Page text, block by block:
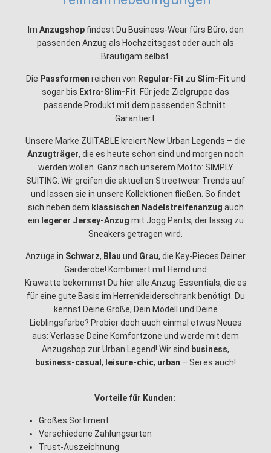
Im Anzugshopfindest Du Business-Wear fürs Büro, den
passenden Anzug als Hochzeitsgast oder auch als
Bräutigam selbst.
Die Passformen reichen von Regular-Fit zu Slim-Fit und
sogar bis Extra-Slim-Fit . Für jede Zielgruppe das
passende Produkt mit dem passenden Schnitt.
Garantiert.
Unsere Marke ZUITABLE kreiert New Urban Legends – die
Anzugträger, die es heute schon sind und morgen noch
werden wollen. Ganz nach unserem Motto: SIMPLY
SUITING. Wir greifen die aktuellen Streetwear Trends auf
und lassen sie in unsere Kollektionen fließen. So findet
sich neben dem klassischen Nadelstreifenanzug auch
ein legerer Jersey-Anzug mit Jogg Pants, der lässig zu
Sneakers getragen wird.
Anzüge in Schwarz, Blau und Grau, die Key-Pieces Deiner
Garderobe! Kombiniert mit Hemd und
Krawatte bekommst Du hier alle Anzug-Essentials, die es
für eine gute Basis im Herrenkleiderschrank benötigt. Du
kennst Deine Größe, Dein Modell und Deine
Lieblingsfarbe? Probier doch auch einmal etwas Neues
aus: Verlasse Deine Komfortzone und werde mit dem
Anzugshop zur Urban Legend! Wir sind business,
business-casual , leisure-chic, urban – Sei es auch!
Vorteile für Kunden:
Großes Sortiment
Verschiedene Zahlungsarten
Trust-Auszeichnung